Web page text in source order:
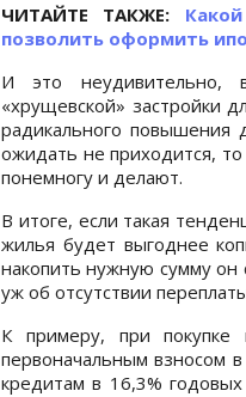
ЧИТАЙТЕ ТАКЖЕ:
позволить оформить
И это неудивительно,
«хрущевской» застройки
радикального повышения
ожидать не приходится,
понемногу и делают.
В итоге, если такая
жилья будет выгоднее
накопить нужную сумму он
уж об отсутствии
К примеру, при
первоначальным взносом
кредитам в 16,3%